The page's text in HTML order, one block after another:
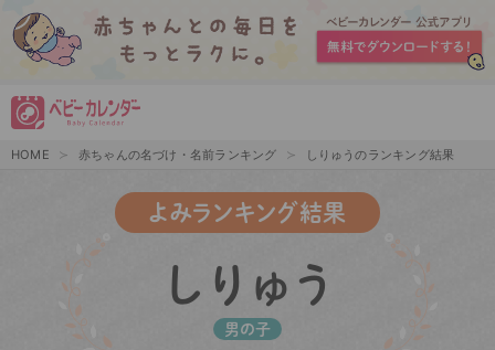
HOME 赤ちゃんの名づけ・名前ランキング しりゅうのランキング結果
よみランキング結果
しりゅう
男の子